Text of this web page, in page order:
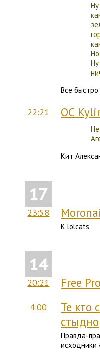
Все
22:21 ОС
Кит
17
23:58
К lolcats.
14
20:21 Free
4:00
Те кто
стыдно
Правда-
исходники